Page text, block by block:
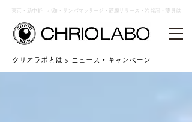
東京・新中野 小顔・リンパマッサージ・筋膜リリース・岩盤浴・痩身は
クリオラボとは > ニュース・キャンペーン